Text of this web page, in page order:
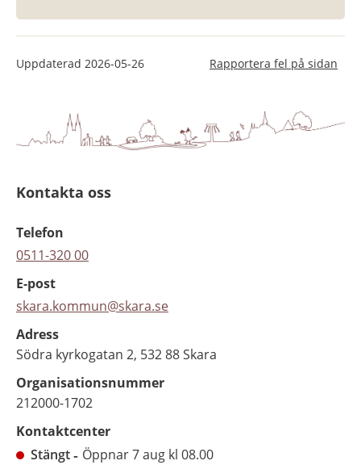
Uppdaterad 2026-05-26 Rapportera fel på sidan
Kontakta oss
Telefon
0511-320 00
E-post
skara.kommun@skara.se
Adress
Södra kyrkogatan 2, 532 88 Skara
Organisationsnummer
212000-1702
Kontaktcenter
Stängt
Öppnar 7 aug kl 08.00